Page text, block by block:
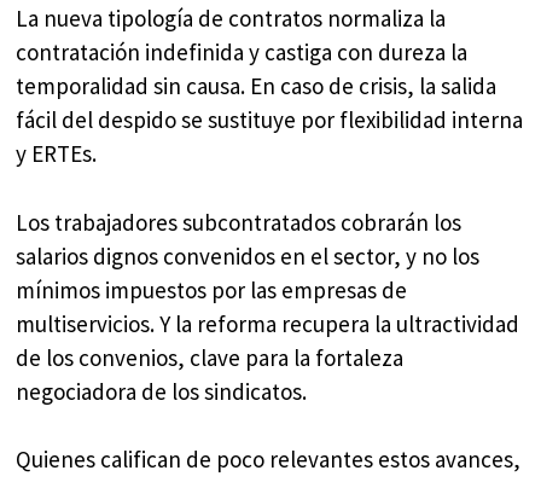
La nueva tipología de contratos normaliza la
contratación indefinida y castiga con dureza la
temporalidad sin causa. En caso de crisis, la salida
fácil del despido se sustituye por flexibilidad interna
y ERTEs.
Los trabajadores subcontratados cobrarán los
salarios dignos convenidos en el sector, y no los
mínimos impuestos por las empresas de
multiservicios. Y la reforma recupera la ultractividad
de los convenios, clave para la fortaleza
negociadora de los sindicatos.
Quienes califican de poco relevantes estos avances,